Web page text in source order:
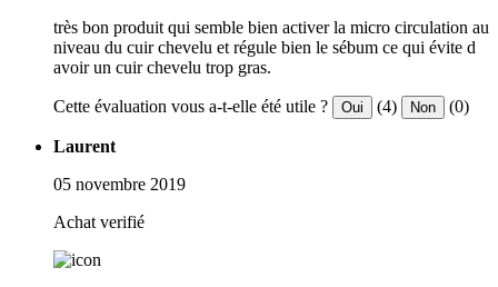
très bon produit qui semble bien activer la micro circulation au
niveau du cuir chevelu et régule bien le sébum ce qui évite d
avoir un cuir chevelu trop gras.
Cette évaluation vous a-t-elle été utile ? Oui (4) Non (0)
Laurent
05 novembre 2019
Achat verifié